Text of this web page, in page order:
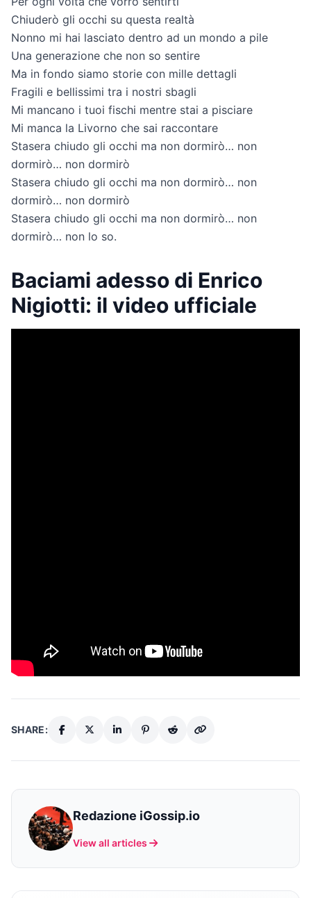
Chiuderò gli occhi su questa realtà
Nonno mi hai lasciato dentro ad un mondo a pile
Una generazione che non so sentire
Ma in fondo siamo storie con mille dettagli
Fragili e bellissimi tra i nostri sbagli
Mi mancano i tuoi fischi mentre stai a pisciare
Mi manca la Livorno che sai raccontare
Stasera chiudo gli occhi ma non dormirò… non
dormirò… non dormirò
Stasera chiudo gli occhi ma non dormirò… non
dormirò… non dormirò
Stasera chiudo gli occhi ma non dormirò… non
dormirò… non lo so.
Baciami adesso di Enrico
Nigiotti: il video ufficiale
SHARE:
Redazione iGossip.io
View all articles